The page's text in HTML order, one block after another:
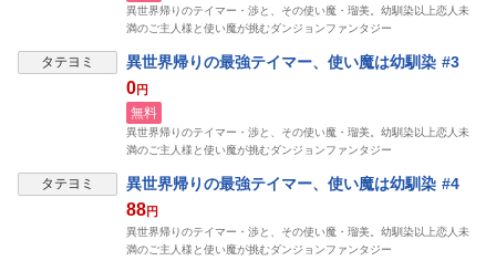
異世界帰りのテイマー・渉と、その使い魔・瑠美。幼馴染以上恋人未
満のご主人様と使い魔が挑むダンジョンファンタジー
タテヨミ 異世界帰りの最強テイマー、使い魔は幼馴染 #3
0円
無料
異世界帰りのテイマー・渉と、その使い魔・瑠美。幼馴染以上恋人未
満のご主人様と使い魔が挑むダンジョンファンタジー
タテヨミ 異世界帰りの最強テイマー、使い魔は幼馴染 #4
88円
異世界帰りのテイマー・渉と、その使い魔・瑠美。幼馴染以上恋人未
満のご主人様と使い魔が挑むダンジョンファンタジー